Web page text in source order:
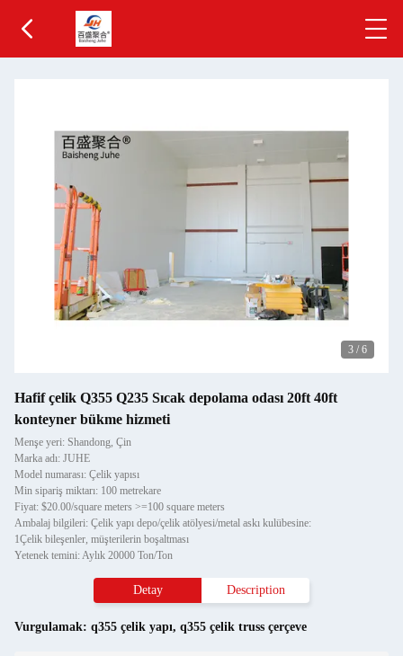
3 / 6
Hafif çelik Q355 Q235 Sıcak depolama odası 20ft 40ft
konteyner bükme hizmeti
Menşe yeri: Shandong, Çin
Marka adı: JUHE
Model numarası: Çelik yapısı
Min sipariş miktarı: 100 metrekare
Fiyat: $20.00/square meters >=100 square meters
Ambalaj bilgileri: Çelik yapı depo/çelik atölyesi/metal askı kulübesine:
1Çelik bileşenler, müşterilerin boşaltması
Yetenek temini: Aylık 20000 Ton/Ton
Detay Description
Vurgulamak: q355 çelik yapı, q355 çelik truss çerçeve